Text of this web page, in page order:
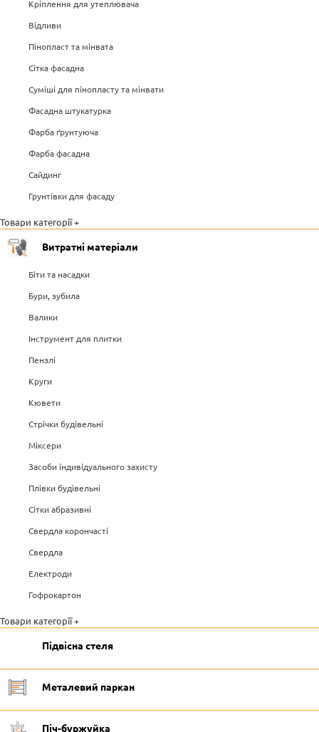
Кріплення для утеплювача
Відливи
Пінопласт та мінвата
Сітка фасадна
Суміші для пінопласту та мінвати
Фасадна штукатурка
Фарба ґрунтуюча
Фарба фасадна
Сайдинг
Грунтівки для фасаду
Товари категорії +
Витратні матеріали
Біти та насадки
Бури, зубила
Валики
Інструмент для плитки
Пензлі
Круги
Кювети
Стрічки будівельні
Міксери
Засоби індивідуального захисту
Плівки будівельні
Сітки абразивні
Свердла корончасті
Свердла
Електроди
Гофрокартон
Товари категорії +
Підвісна стеля
Металевий паркан
Піч-буржуйка